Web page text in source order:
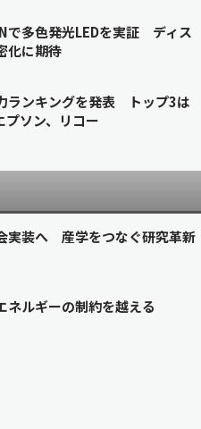
で多色発光LEDを実証 ディス
化に期待
ランキングを発表 トップ3は
プソン、リコー
実装へ 産学をつなぐ研究革新
ネルギーの制約を越える